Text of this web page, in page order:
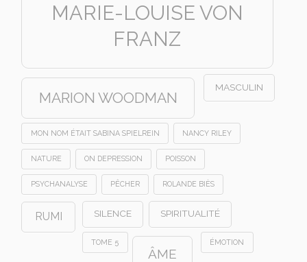
MARIE-LOUISE VON
FRANZ
MARION WOODMAN
MASCULIN
MON NOM ÉTAIT SABINA SPIELREIN NANCY RILEY
NATURE ON DEPRESSION POISSON
PSYCHANALYSE PÊCHER ROLANDE BIÈS
RUMI SILENCE SPIRITUALITÉ
TOME 5
ÂME
ÉMOTION